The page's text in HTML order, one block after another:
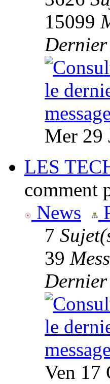
15099
Dernier
Mer 29
LES
comment
News
7
39
Dernier
Ven 17